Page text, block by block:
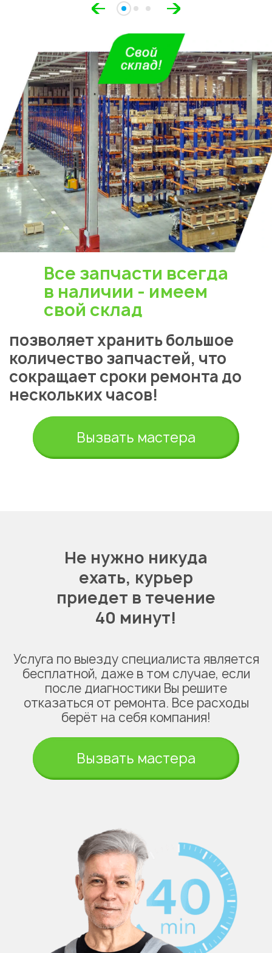
Все запчасти всегда
в наличии - имеем
свой склад
позволяет хранить большое
количество запчастей, что
сокращает сроки ремонта до
нескольких часов!
Вызвать мастера
Не нужно никуда
ехать, курьер
приедет в течение
40 минут!
Услуга по выезду специалиста является
бесплатной, даже в том случае, если
после диагностики Вы решите
отказаться от ремонта. Все расходы
берёт на себя компания!
Вызвать мастера
Укажите из какого вы
Астана